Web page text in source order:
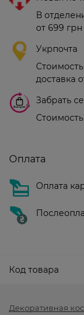
В
от 699 грн
Укрпочта
доставка
Забрать
Оплата
Оплата
Код товара
Декоративная